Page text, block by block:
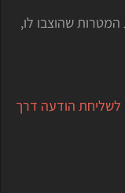
שהוצבו לו,
לשליחת הודעה דרך